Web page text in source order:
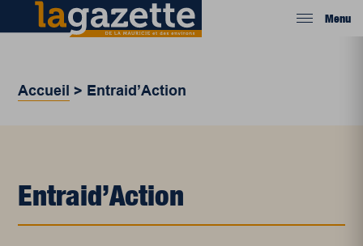
Menu
Accueil > Entraid’Action
Entraid’Action